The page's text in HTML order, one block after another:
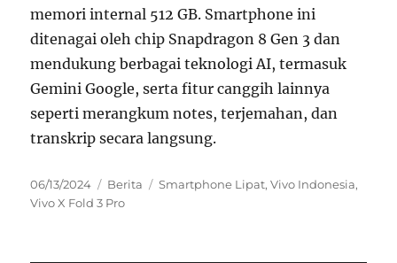
memori internal 512 GB. Smartphone ini
ditenagai oleh chip Snapdragon 8 Gen 3 dan
mendukung berbagai teknologi AI, termasuk
Gemini Google, serta fitur canggih lainnya
seperti merangkum notes, terjemahan, dan
transkrip secara langsung.
Posted
on
06/13/2024 Categories
Berita Tags
Smartphone Lipat,Vivo Indonesia,
Vivo X Fold 3 Pro